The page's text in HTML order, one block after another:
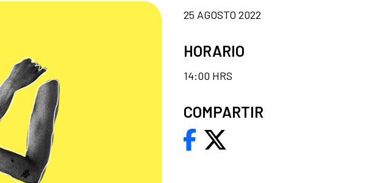
25 AGOSTO 2022
HORARIO
14:00 HRS
COMPARTIR